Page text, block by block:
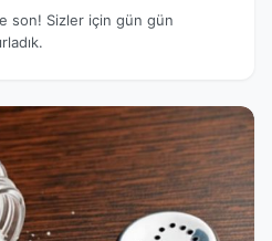
son! Sizler için gün gün